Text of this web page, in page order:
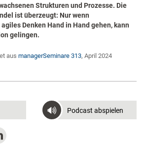
Strukturen und Prozesse. Die
ist überzeugt: Nur wenn
Denken Hand in Hand gehen, kann
gelingen.
aus managerSeminare 313, April 2024
Podcast abspielen